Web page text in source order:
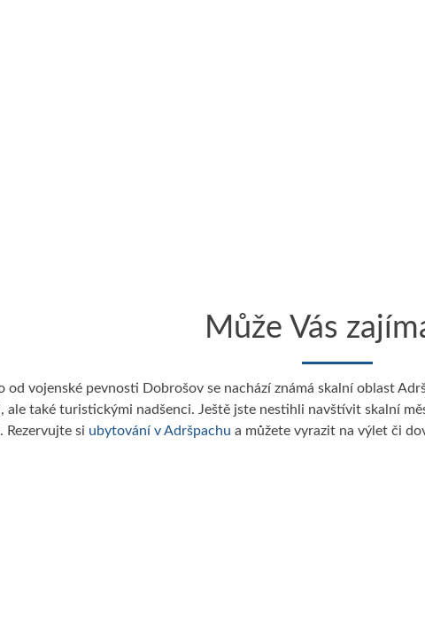
Může Vás
od vojenské pevnosti Dobrošov se nachází známá skalní oblast
ale také turistickými nadšenci. Ještě jste nestihli navštívit skalní
Rezervujte si ubytování v Adršpachu a můžete vyrazit na výlet či